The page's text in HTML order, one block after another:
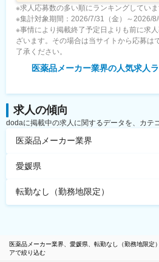
※求人応募数の多い順にランキングしていま
※集計対象期間：2026/7/31（金）～2026/8/
※事情により掲載終了予定日よりも前に求
ざいます。その場合は当サイトから応募は
了承ください。
医薬品メーカー業界の人気求人
求人の傾向
dodaに掲載中の求人に関するデータを、カテ
医薬品メーカー業界
愛媛県
転勤なし（勤務地限定）
医薬品メーカー業界、愛媛県、転勤なし（勤務地限定
アで絞り込む